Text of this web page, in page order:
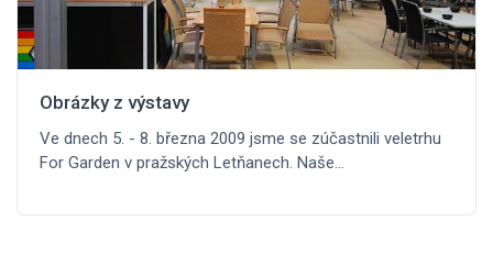
Obrázky z výstavy
Ve dnech 5. - 8. března 2009 jsme se zúčastnili veletrhu
For Garden v pražských Letňanech. Naše…